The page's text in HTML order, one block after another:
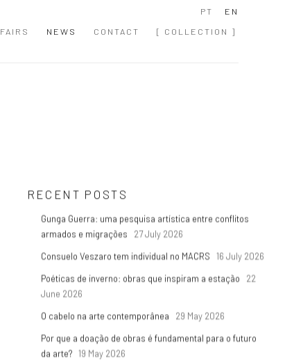
FAIRS NEWS CONTACT [ COLLECTION ]
PT EN
RECENT POSTS
Gunga Guerra: uma pesquisa artística entre conflitos
armados e migrações
27 July 2026
Consuelo Veszaro tem individual no MACRS
16 July 2026
Poéticas de inverno: obras que inspiram a estação
22
June 2026
O cabelo na arte contemporânea
29 May 2026
Por que a doação de obras é fundamental para o futuro
da arte?
19 May 2026